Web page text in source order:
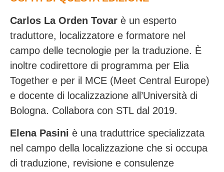
Carlos La Orden Tovar è un esperto
traduttore, localizzatore e formatore nel
campo delle tecnologie per la traduzione. È
inoltre codirettore di programma per Elia
Together e per il MCE (Meet Central Europe)
e docente di localizzazione all’Università di
Bologna. Collabora con STL dal 2019.
Elena Pasini è una traduttrice specializzata
nel campo della localizzazione che si occupa
di traduzione, revisione e consulenze